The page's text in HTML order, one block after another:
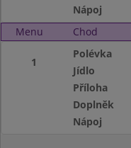
Nápoj
Menu
Chod
1
Polévka
Jídlo
Příloha
Doplněk
Nápoj